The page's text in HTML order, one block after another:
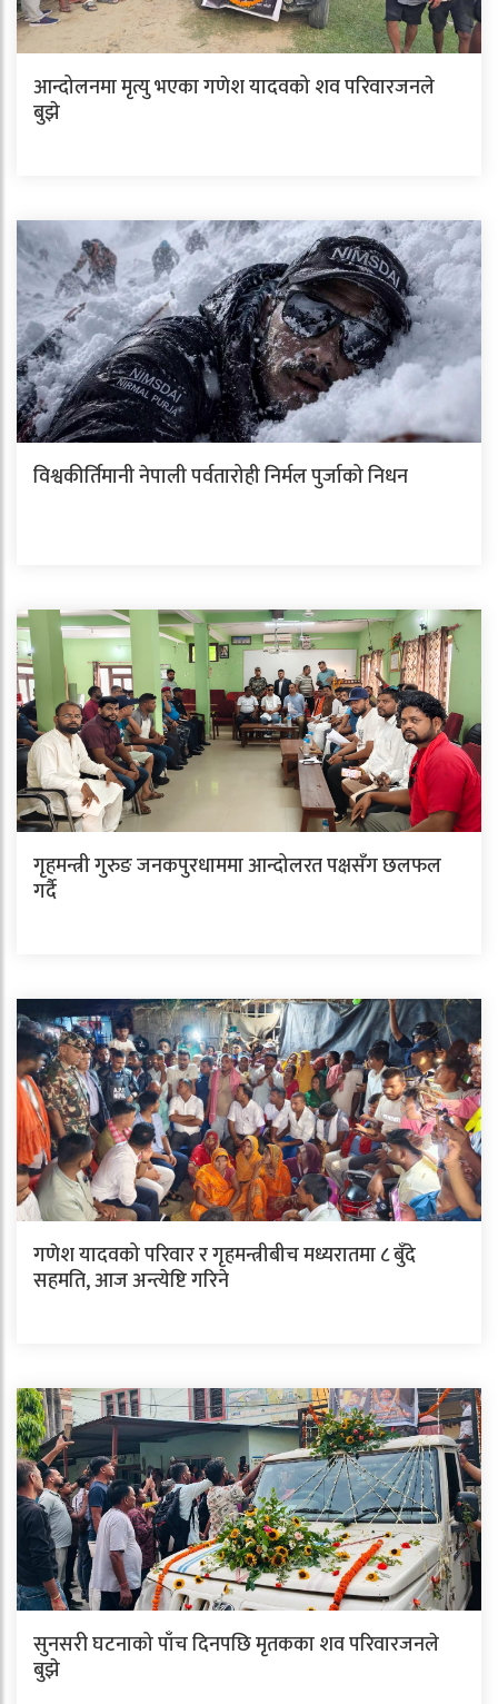
आन्दोलनमा मृत्यु भएका गणेश यादवको शव परिवारजनले
बुझे
विश्वकीर्तिमानी नेपाली पर्वतारोही निर्मल पुर्जाको निधन
गृहमन्त्री गुरुङ जनकपुरधाममा आन्दोलरत पक्षसँग छलफल
गर्दै
गणेश यादवको परिवार र गृहमन्त्रीबीच मध्यरातमा ८ बुँदे
सहमति, आज अन्त्येष्टि गरिने
सुनसरी घटनाको पाँच दिनपछि मृतकका शव परिवारजनले
बुझे